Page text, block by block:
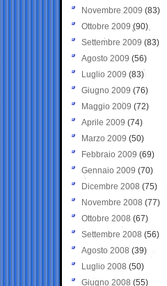
Novembre 2009 (83)
Ottobre 2009 (90)
Settembre 2009 (83)
Agosto 2009 (56)
Luglio 2009 (83)
Giugno 2009 (76)
Maggio 2009 (72)
Aprile 2009 (74)
Marzo 2009 (50)
Febbraio 2009 (69)
Gennaio 2009 (70)
Dicembre 2008 (75)
Novembre 2008 (77)
Ottobre 2008 (67)
Settembre 2008 (56)
Agosto 2008 (39)
Luglio 2008 (50)
Giugno 2008 (55)